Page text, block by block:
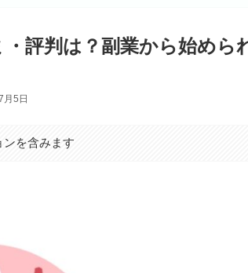
評判は？副業から始めら
月5日
ンを含みます